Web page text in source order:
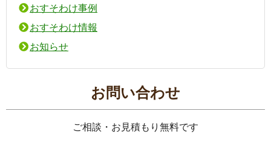
おすそわけ事例
おすそわけ情報
お知らせ
お問い合わせ
ご相談・お見積もり無料です